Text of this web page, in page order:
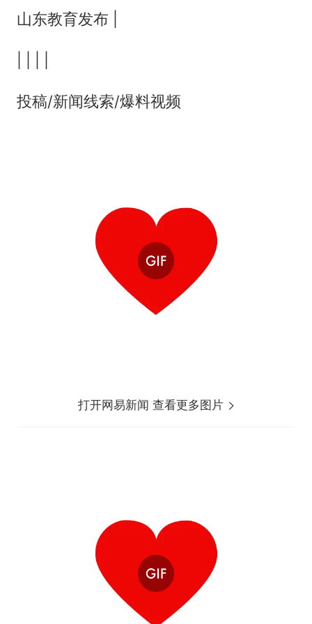
山东教育发布 |
投稿/新闻线索/爆料视频
打开网易新闻 查看更多图片